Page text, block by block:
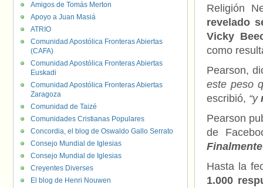
Religión
revelado
Vicky
como
Pearson,
este peso
escribió, “y
Pearson
de
Hasta la
1.000
Amigos de Tomás Merton
Apoyo a Juan Masiá
ATRIO
Comunidad Apostólica Fronteras Abiertas
(CAFA)
Comunidad Apostólica Fronteras Abiertas
Euskadi
Comunidad Apostólica Fronteras Abiertas
Zaragoza
Comunidad de Taizé
Comunidades Cristianas Populares
Concordia, el blog de Oswaldo Gallo Serrato
Consejo Mundial de Iglesias
Consejo Mundial de Iglesias
Creyentes Diverses
El blog de Henri Nouwen